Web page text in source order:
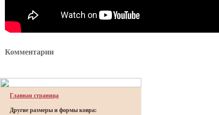
Комментарии
Главная страница
Другие размеры и формы ковра: